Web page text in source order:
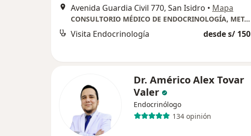
Avenida Guardia Civil 770, San Isidro • Mapa
CONSULTORIO MÉDICO DE ENDOCRINOLOGÍA, METABOLISMO Y DIABETES
Visita Endocrinología desde s/ 150
Dr. Américo Alex Tovar
Valer
Endocrinólogo
134 opinión